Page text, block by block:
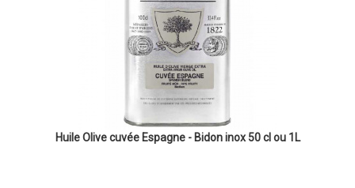
Huile Olive cuvée Espagne - Bidon inox 50 cl ou 1L